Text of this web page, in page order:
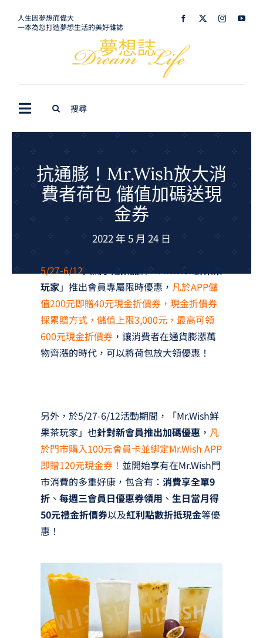
人生因夢想而偉大
一本為您打造夢想生活的美好雜誌
Toggle
Navigation
生活美學
室內設計
夢想TV
抗通膨！Mr.Wish放大消
費者荷包 儲值加碼送現
金券
2022 年 5 月 24 日
5/27-6/12人氣手搖飲品牌「Mr.Wish鮮果茶
玩家」推出會員專屬限時優惠， 凡於APP儲
值200元即贈40元現金折價券，現金折價券
採累贈方式，儲值上限3,000元，最高可領
600元現金折價券，讓消費者在通貨膨漲萬
物齊漲的時代，可以將荷包放大領優惠！
另外，於5/27-6/12活動期間，「Mr.Wish鮮
果茶玩家」也針對新會員推出加碼優惠 ， 凡
於門市購入100元會員卡並綁定Mr.Wish APP
即贈120元現金券！ 並開始享有在Mr.Wish門
市消費的多重好康，包含有： 消費享全單9
折、 每週三會員日優惠券領用 、 生日當月得
50元禮金折價券以及紅利點數折抵現金等優
惠！